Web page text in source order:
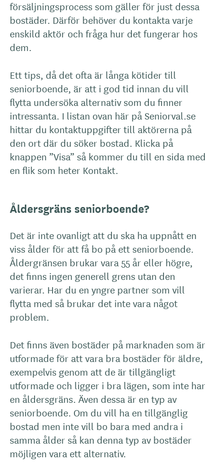
försäljningsprocess som gäller för just dessa
bostäder. Därför behöver du kontakta varje
enskild aktör och fråga hur det fungerar hos
dem.
Ett tips, då det ofta är långa kötider till
seniorboende, är att i god tid innan du vill
flytta undersöka alternativ som du finner
intressanta. I listan ovan här på Seniorval.se
hittar du kontaktuppgifter till aktörerna på
den ort där du söker bostad. Klicka på
knappen ”Visa” så kommer du till en sida med
en flik som heter Kontakt.
Åldersgräns seniorboende?
Det är inte ovanligt att du ska ha uppnått en
viss ålder för att få bo på ett seniorboende.
Åldergränsen brukar vara 55 år eller högre,
det finns ingen generell grens utan den
varierar. Har du en yngre partner som vill
flytta med så brukar det inte vara något
problem.
Det finns även bostäder på marknaden som är
utformade för att vara bra bostäder för äldre,
exempelvis genom att de är tillgängligt
utformade och ligger i bra lägen, som inte har
en åldersgräns. Även dessa är en typ av
seniorboende. Om du vill ha en tillgänglig
bostad men inte vill bo bara med andra i
samma ålder så kan denna typ av bostäder
möjligen vara ett alternativ.